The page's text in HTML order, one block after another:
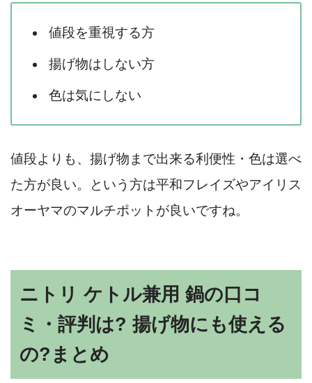
値段を重視する方
揚げ物はしない方
色は気にしない
値段よりも、揚げ物まで出来る利便性・色は選べ
た方が良い。という方は平和フレイズやアイリス
オーヤマのマルチポットが良いですね。
ニトリ ケトル兼用 鍋の口コ
ミ・評判は? 揚げ物にも使える
の?まとめ